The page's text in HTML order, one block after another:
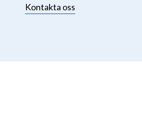
Kontakta oss